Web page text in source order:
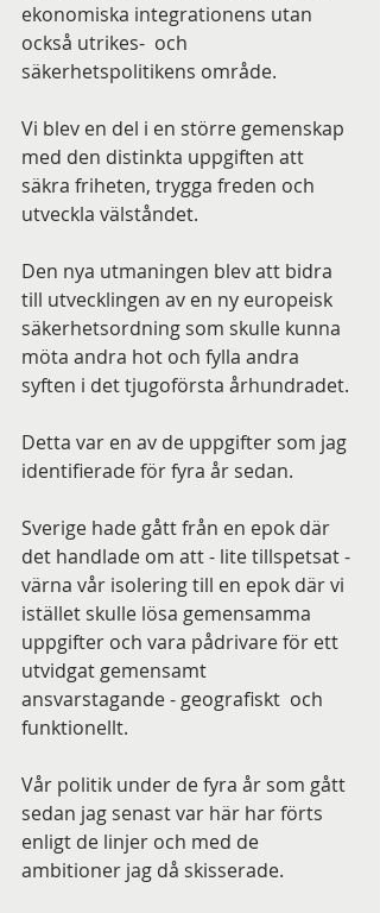
ekonomiska integrationens utan
också utrikes-  och
säkerhetspolitikens område.
Vi blev en del i en större gemenskap
med den distinkta uppgiften att
säkra friheten, trygga freden och
utveckla välståndet.
Den nya utmaningen blev att bidra
till utvecklingen av en ny europeisk
säkerhetsordning som skulle kunna
möta andra hot och fylla andra
syften i det tjugoförsta århundradet.
Detta var en av de uppgifter som jag
identifierade för fyra år sedan.
Sverige hade gått från en epok där
det handlade om att - lite tillspetsat -
värna vår isolering till en epok där vi
istället skulle lösa gemensamma
uppgifter och vara pådrivare för ett
utvidgat gemensamt
ansvarstagande - geografiskt  och
funktionellt.
Vår politik under de fyra år som gått
sedan jag senast var här har förts
enligt de linjer och med de
ambitioner jag då skisserade.